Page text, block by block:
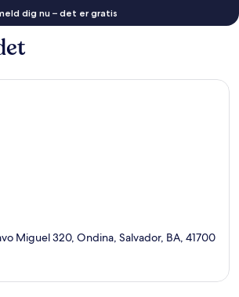
dig nu – det er gratis
Miguel 320, Ondina, Salvador, BA, 41700